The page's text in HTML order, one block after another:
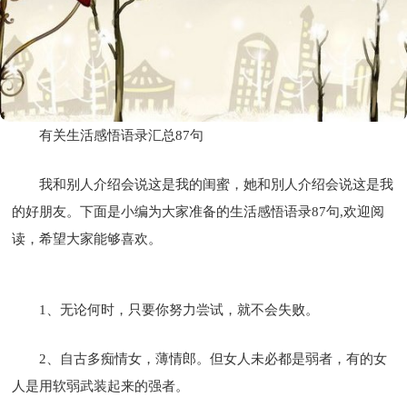
有关生活感悟语录汇总87句
我和别人介绍会说这是我的闺蜜，她和別人介绍会说这是我
的好朋友。下面是小编为大家准备的生活感悟语录87句,欢迎阅
读，希望大家能够喜欢。
1、无论何时，只要你努力尝试，就不会失败。
2、自古多痴情女，薄情郎。但女人未必都是弱者，有的女
人是用软弱武装起来的强者。